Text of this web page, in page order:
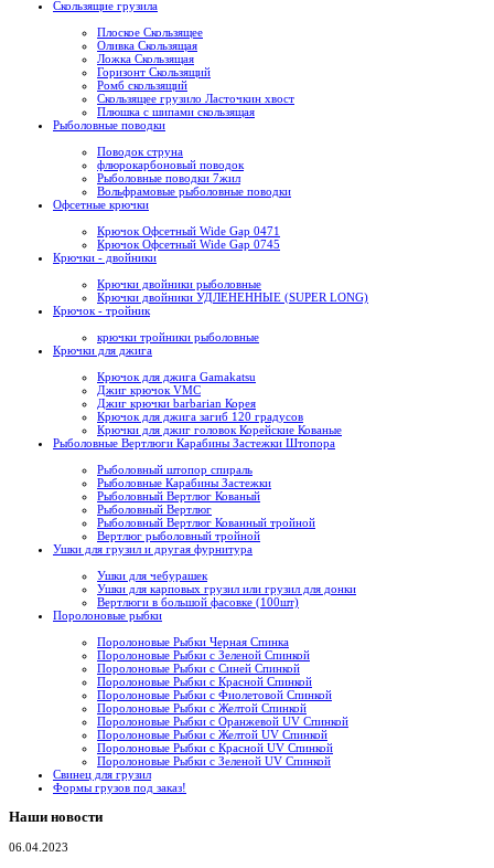
Скользящие грузила
Плоское Скользящее
Оливка Скользящая
Ложка Скользящая
Горизонт Скользящий
Ромб скользящий
Скользящее грузило Ласточкин хвост
Плюшка с шипами скользящая
Рыболовные поводки
Поводок струна
флюрокарбоновый поводок
Рыболовные поводки 7жил
Вольфрамовые рыболовные поводки
Офсетные крючки
Крючок Офсетный Wide Gap 0471
Крючок Офсетный Wide Gap 0745
Крючки - двойники
Крючки двойники рыболовные
Крючки двойники УДЛЕНЕННЫЕ (SUPER LONG)
Крючок - тройник
крючки тройники рыболовные
Крючки для джига
Крючок для джига Gamakatsu
Джиг крючок VMC
Джиг крючки barbarian Корея
Крючок для джига загиб 120 градусов
Крючки для джиг головок Корейские Кованые
Рыболовные Вертлюги Карабины Застежки Штопора
Рыболовный штопор спираль
Рыболовные Карабины Застежки
Рыболовный Вертлюг Кованый
Рыболовный Вертлюг
Рыболовный Вертлюг Кованный тройной
Вертлюг рыболовный тройной
Ушки для грузил и другая фурнитура
Ушки для чебурашек
Ушки для карповых грузил или грузил для донки
Вертлюги в большой фасовке (100шт)
Поролоновые рыбки
Поролоновые Рыбки Черная Спинка
Поролоновые Рыбки с Зеленой Спинкой
Поролоновые Рыбки с Синей Спинкой
Поролоновые Рыбки с Красной Спинкой
Поролоновые Рыбки с Фиолетовой Спинкой
Поролоновые Рыбки с Желтой Спинкой
Поролоновые Рыбки с Оранжевой UV Спинкой
Поролоновые Рыбки с Желтой UV Спинкой
Поролоновые Рыбки с Красной UV Спинкой
Поролоновые Рыбки с Зеленой UV Спинкой
Свинец для грузил
Формы грузов под заказ!
Наши новости
06.04.2023